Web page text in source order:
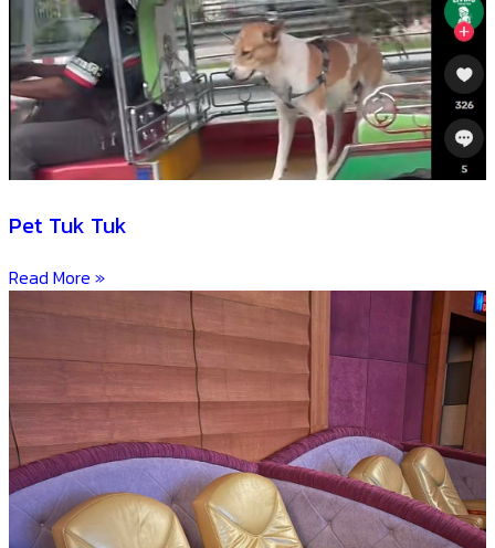
Pet Tuk Tuk
Read More »